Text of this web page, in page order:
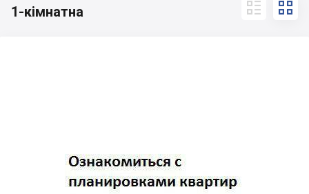
1-кімнатна  